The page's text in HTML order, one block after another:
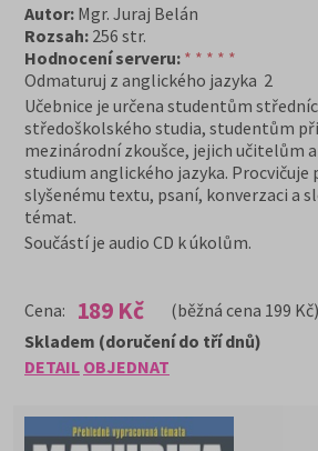
Autor: Mgr. Juraj Belán
Rozsah: 256 str.
Hodnocení serveru: * * * * *
Odmaturuj z anglického jazyka 2
Učebnice je určena studentům
středoškolského studia, studentům
mezinárodní zkoušce, jejich učitelům
studium anglického jazyka.
slyšenému textu, psaní, konverzaci a
témat.
Součástí je audio CD k úkolům.
Cena: 189 Kč (běžná cena 199 Kč)
DETAIL OBJEDNAT
Skladem (doručení do tří dnů)